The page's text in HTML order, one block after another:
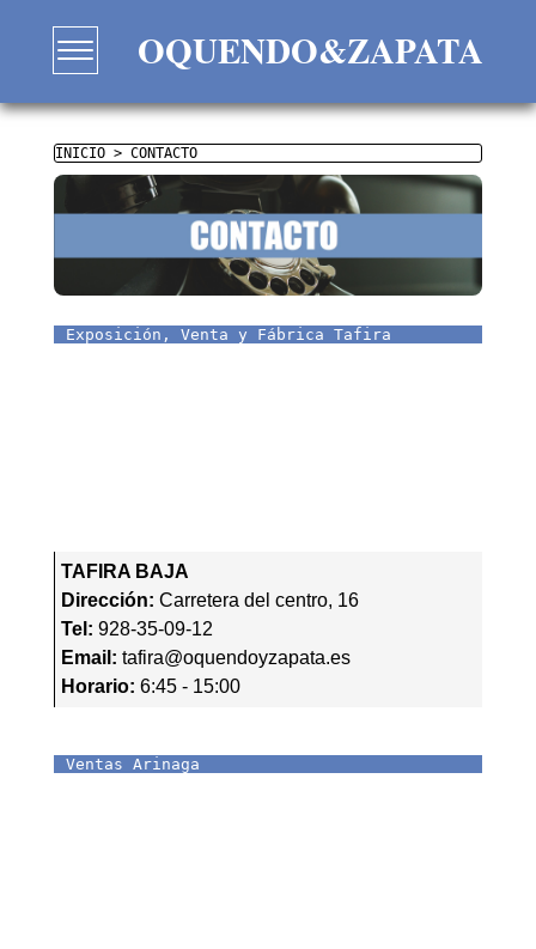
OQUENDO&ZAPATA
INICIO> CONTACTO
Exposición, Venta y Fábrica Tafira
TAFIRA BAJA
Dirección: Carretera del centro, 16
Tel: 928-35-09-12
Email: tafira@oquendoyzapata.es
Horario: 6:45 - 15:00
Ventas Arinaga